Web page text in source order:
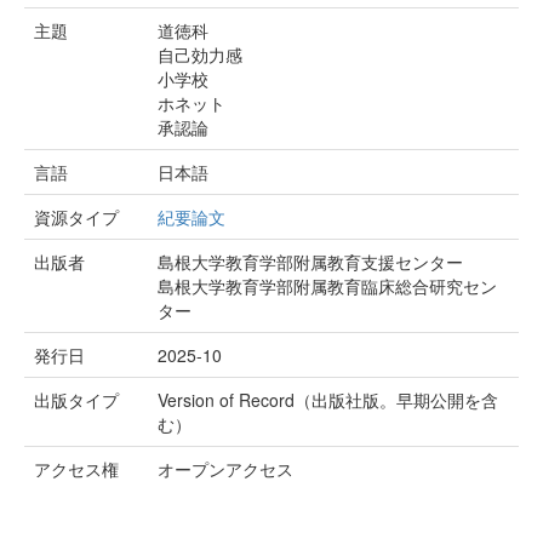
主題
道徳科
自己効力感
小学校
ホネット
承認論
言語
日本語
資源タイプ
紀要論文
出版者
島根大学教育学部附属教育支援センター
島根大学教育学部附属教育臨床総合研究セン
ター
発行日
2025-10
出版タイプ
Version of Record（出版社版。早期公開を含
む）
アクセス権
オープンアクセス